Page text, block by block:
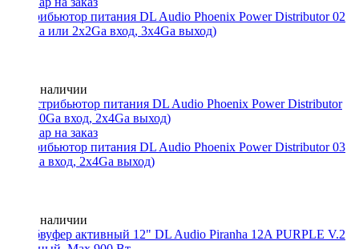
Дистрибьютор питания DL Audio Phoenix Power Distributor 02
(2x0Ga или 2x2Ga вход, 3x4Ga выход)
Нет в наличии
Дистрибьютор питания DL Audio Phoenix Power Distributor 03
(1x0Ga вход, 2x4Ga выход)
Нет в наличии